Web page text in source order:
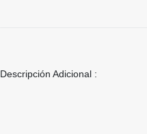
Descripción Adicional :